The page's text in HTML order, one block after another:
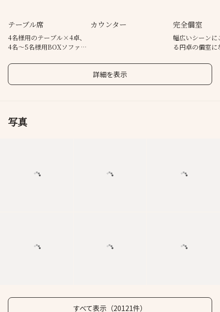
テーブル席
4名様用のテーブル×4卓、
4名～5名様用BOXソファ
カウンター 完全個室
幅広いシーンに
る円卓の個室に
詳細を表示
写真
すべて表示（20121件）